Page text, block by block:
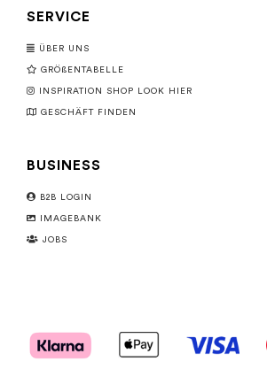
SERVICE
ÜBER UNS
GRÖßENTABELLE
INSPIRATION SHOP LOOK HIER
GESCHÄFT FINDEN
BUSINESS
B2B LOGIN
IMAGEBANK
JOBS